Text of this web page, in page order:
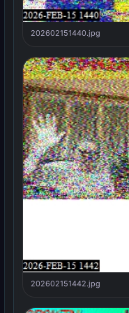
202602151440.jpg
202602151442.jpg